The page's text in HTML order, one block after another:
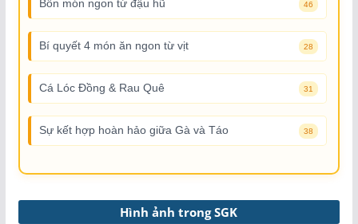
Bốn món ngon từ đậu hũ 46
Bí quyết 4 món ăn ngon từ vịt 28
Cá Lóc Đồng & Rau Quê 31
Sự kết hợp hoàn hảo giữa Gà và Táo 38
Hình ảnh trong SGK